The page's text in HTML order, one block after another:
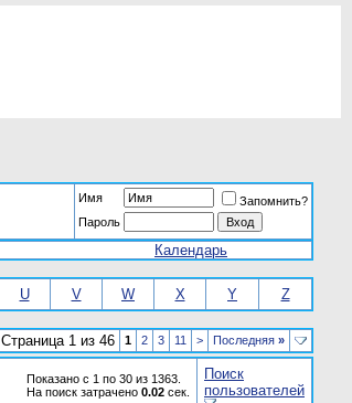
Имя
Запомнить?
Пароль
Календарь
U V W X Y Z
Страница 1 из 46 1 2 3 11 > Последняя »
Показано с 1 по 30 из 1363.
На поиск затрачено 0.02 сек.
Поиск
пользователей